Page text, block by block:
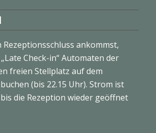
Rezeptionsschluss ankommst,
Check-in“ Automaten der
freien Stellplatz auf dem
(bis 22.15 Uhr). Strom ist
die Rezeption wieder geöffnet